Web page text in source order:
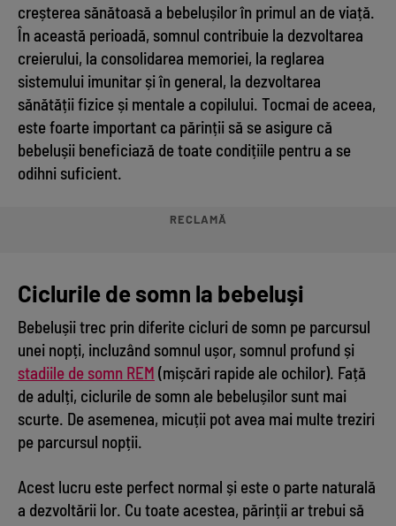
creșterea sănătoasă a bebelușilor în primul an de viață.
În această perioadă, somnul contribuie la dezvoltarea
creierului, la consolidarea memoriei, la reglarea
sistemului imunitar și în general, la dezvoltarea
sănătății fizice și mentale a copilului. Tocmai de aceea,
este foarte important ca părinții să se asigure că
bebelușii beneficiază de toate condițiile pentru a se
odihni suficient.
RECLAMĂ
Ciclurile de somn la bebeluși
Bebelușii trec prin diferite cicluri de somn pe parcursul
unei nopți, incluzând somnul ușor, somnul profund și
stadiile de somn REM (mișcări rapide ale ochilor). Față
de adulți, ciclurile de somn ale bebelușilor sunt mai
scurte. De asemenea, micuții pot avea mai multe treziri
pe parcursul nopții.
Acest lucru este perfect normal și este o parte naturală
a dezvoltării lor. Cu toate acestea, părinții ar trebui să